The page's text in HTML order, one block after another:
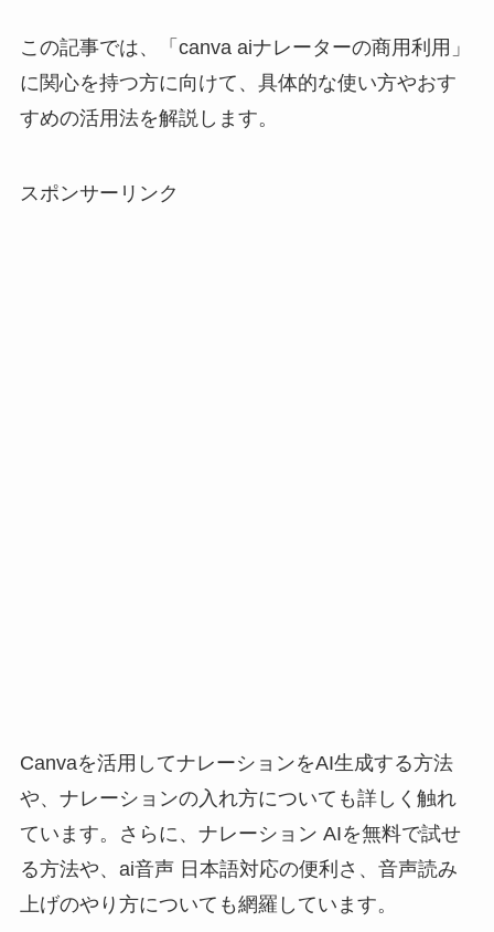
この記事では、「canva aiナレーターの商用利用」
に関心を持つ方に向けて、具体的な使い方やおす
すめの活用法を解説します。
スポンサーリンク
Canvaを活用してナレーションをAI生成する方法
や、ナレーションの入れ方についても詳しく触れ
ています。さらに、ナレーション AIを無料で試せ
る方法や、ai音声 日本語対応の便利さ、音声読み
上げのやり方についても網羅しています。